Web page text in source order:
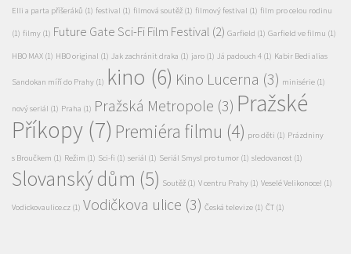
Elli a parta příšeráků (1) festival (1) filmová soutěž (1) filmový festival (1) film pro celou rodinu
(1) filmy (1) Future Gate Sci-Fi Film Festival (2) Garfield (1) Garfield ve filmu (1)
HBO MAX (1) HBO original (1) Jak zachránit draka (1) jaro (1) Já padouch 4 (1) Kabir Bedi alias
Sandokan míří do Prahy (1) kino (6) Kino Lucerna (3) minisérie (1)
nový seriál (1) Praha (1) Pražská Metropole (3) Pražské
Příkopy (7) Premiéra filmu (4) pro děti (1) Prázdniny
s Broučkem (1) Režim (1) Sci-fi (1) seriál (1) Seriál Smysl pro tumor (1) sledovanost (1)
Slovanský dům (5) Soutěž (1) V centru Prahy (1) Veselé Velikonoce! (1)
Vodickovaulice.cz (1) Vodičkova ulice (3) Česká televize (1) ČT (1)